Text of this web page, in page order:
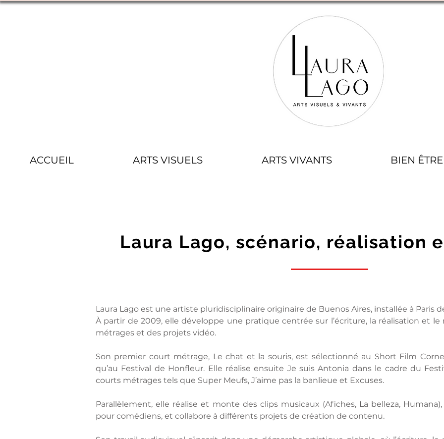
ACCUEIL ARTS VISUELS ARTS VIVANTS BIEN ÊTRE
Laura Lago, scénario, réalisation
Laura Lago est une artiste pluridisciplinaire originaire de Buenos Aires, installée à Paris
À partir de 2009, elle développe une pratique centrée sur l’écriture, la réalisation et
métrages et des projets vidéo.
Son premier court métrage, Le chat et la souris, est sélectionné au Short Film
qu’au Festival de Honfleur. Elle réalise ensuite Je suis Antonia dans le cadre du
courts métrages tels que Super Meufs, J’aime pas la banlieue et Excuses.
Parallèlement, elle réalise et monte des clips musicaux (Afiches, La belleza,
pour comédiens, et collabore à différents projets de création de contenu.